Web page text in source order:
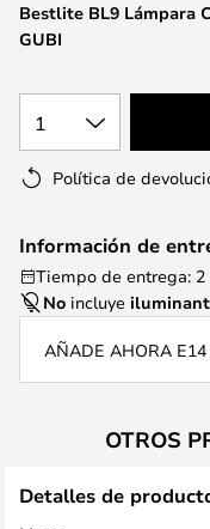
imágenes
Bestlite BL9 Lámpara
GUBI
1
Política de
Información de
Tiempo de entrega:
No incluye
AÑADE AHORA
OTROS
Detalles de